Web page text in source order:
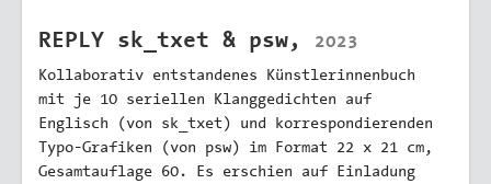
REPLY sk_txet & psw, 2023
Kollaborativ entstandenes Künstlerinnenbuch
mit je 10 seriellen Klanggedichten auf
Englisch (von sk_txet) und korrespondierenden
Typo-Grafiken (von psw) im Format 22 x 21 cm,
Gesamtauflage 60. Es erschien auf Einladung